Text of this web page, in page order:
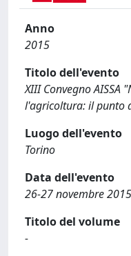
Anno
2015
Titolo dell'evento
XIII Convegno AISSA
l'agricoltura: il punto
Luogo dell'evento
Torino
Data dell'evento
26-27 novembre 2015
Titolo del volume
-